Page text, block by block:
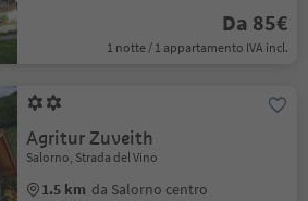
Da 85€
1 notte / 1 appartamento IVA incl.
Agritur Zuveith
Salorno, Strada del Vino
1.5 km da Salorno centro